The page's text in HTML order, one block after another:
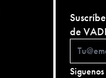
de